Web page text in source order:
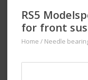
RS5
for front
Home / Needle